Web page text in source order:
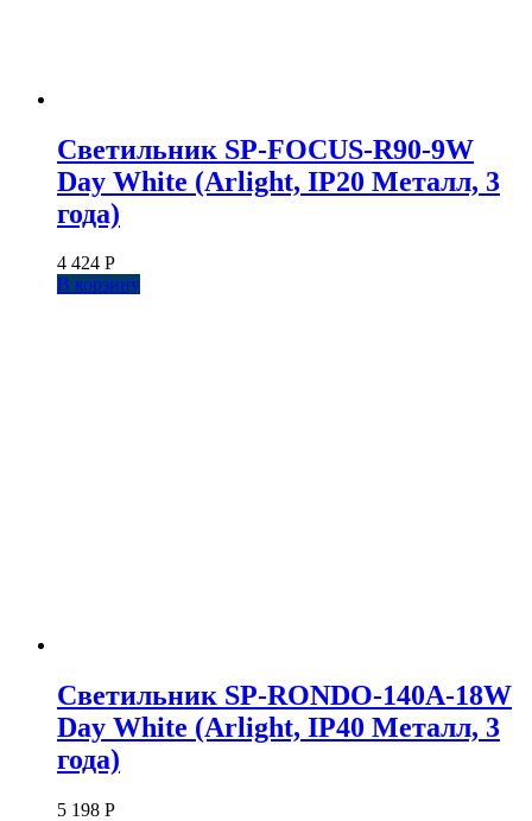
Светильник SP-FOCUS-R90-9W
Day White (Arlight, IP20 Металл, 3
года)
4 424 Р
В корзину
Светильник SP-RONDO-140A-18W
Day White (Arlight, IP40 Металл, 3
года)
5 198 Р